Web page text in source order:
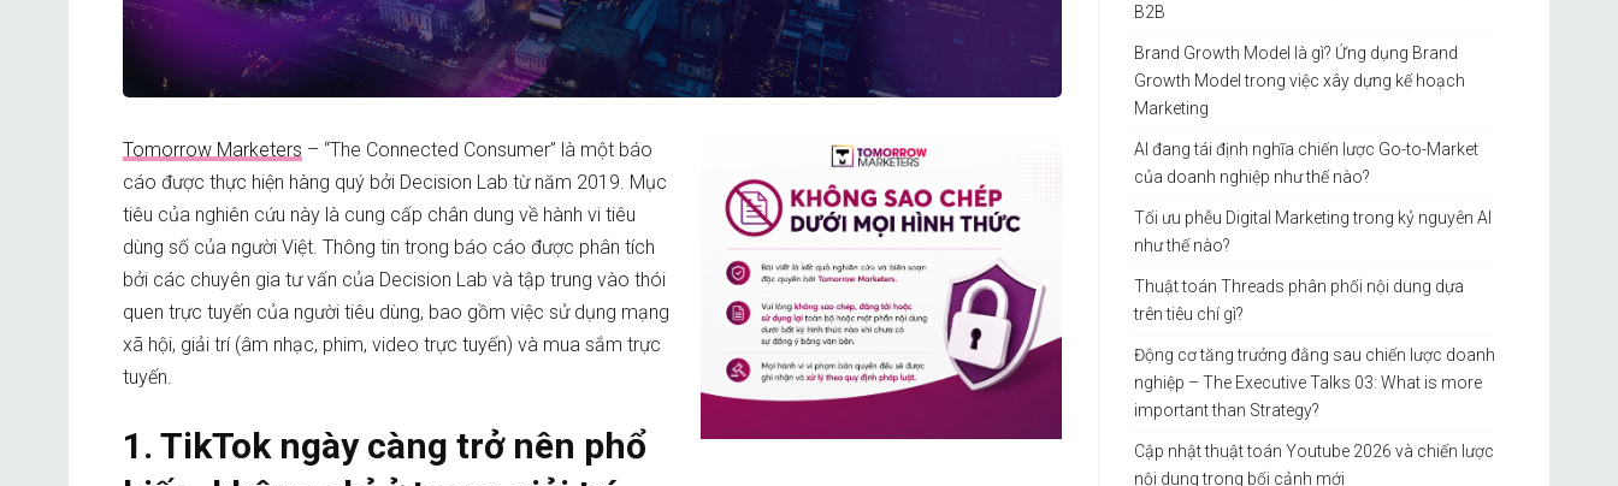
Tomorrow Marketers – “The Connected Consumer” là một báo
cáo được thực hiện hàng quý bởi Decision Lab từ năm 2019. Mục
tiêu của nghiên cứu này là cung cấp chân dung về hành vi tiêu
dùng số của người Việt. Thông tin trong báo cáo được phân tích
bởi các chuyên gia tư vấn của Decision Lab và tập trung vào thói
quen trực tuyến của người tiêu dùng, bao gồm việc sử dụng mạng
xã hội, giải trí (âm nhạc, phim, video trực tuyến) và mua sắm trực
tuyến.
1. TikTok ngày càng trở nên phổ
B2B
Brand Growth Model là gì? Ứng dụng Brand
Growth Model trong việc xây dựng kế hoạch
Marketing
AI đang tái định nghĩa chiến lược Go-to-Market
của doanh nghiệp như thế nào?
Tối ưu phễu Digital Marketing trong kỷ nguyên AI
như thế nào?
Thuật toán Threads phân phối nội dung dựa
trên tiêu chí gì?
Động cơ tăng trưởng đằng sau chiến lược doanh
nghiệp – The Executive Talks 03: What is more
important than Strategy?
Cập nhật thuật toán Youtube 2026 và chiến lược
nội dung trong bối cảnh mới